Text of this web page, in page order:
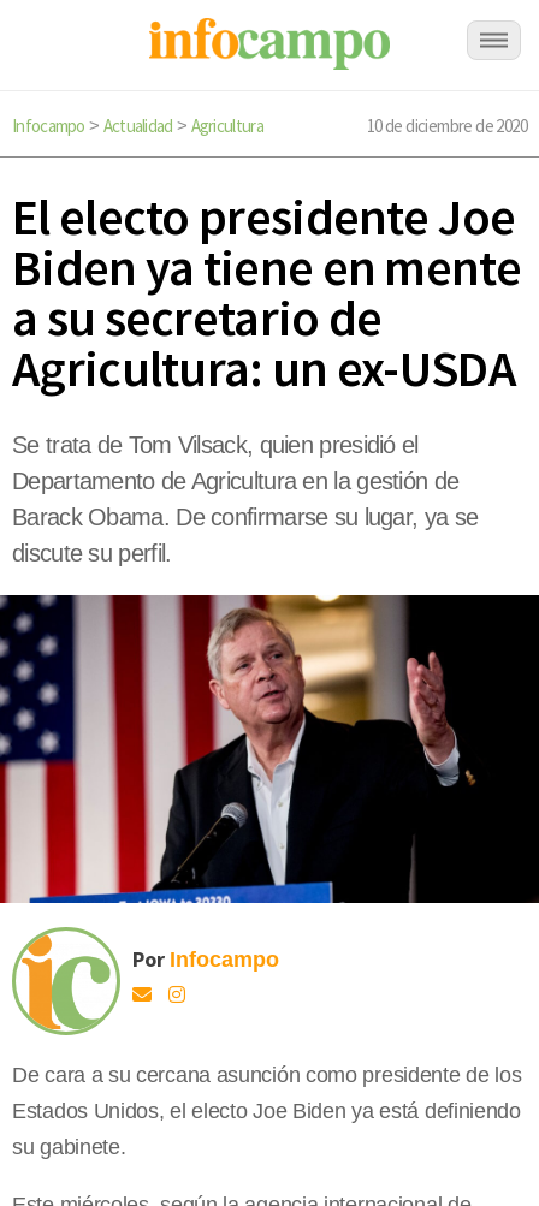
Infocampo > Actualidad > Agricultura 10 de diciembre de 2020
El electo presidente Joe
Biden ya tiene en mente
a su secretario de
Agricultura: un ex-USDA
Se trata de Tom Vilsack, quien presidió el
Departamento de Agricultura en la gestión de
Barack Obama. De confirmarse su lugar, ya se
discute su perfil.
Por Infocampo
De cara a su cercana asunción como presidente de los
Estados Unidos, el electo Joe Biden ya está definiendo
su gabinete.